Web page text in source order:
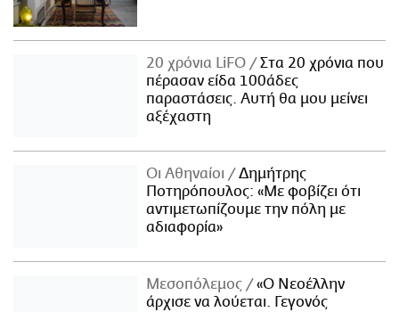
20 χρόνια LiFO
Στα 20 χρόνια που
πέρασαν είδα 100άδες
παραστάσεις. Αυτή θα μου μείνει
αξέχαστη
Οι Αθηναίοι
Δημήτρης
Ποτηρόπουλος: «Με φοβίζει ότι
αντιμετωπίζουμε την πόλη με
αδιαφορία»
Μεσοπόλεμος
«Ο Νεοέλλην
άρχισε να λούεται. Γεγονός